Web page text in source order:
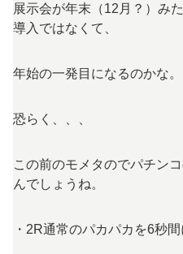
展示会が年末（12月？）み
導入ではなくて、
年始の一発目になるのかな。
恐らく、、、
この前のモメタのでパチン
んでしょうね。
・2R通常のパカパカを6秒間